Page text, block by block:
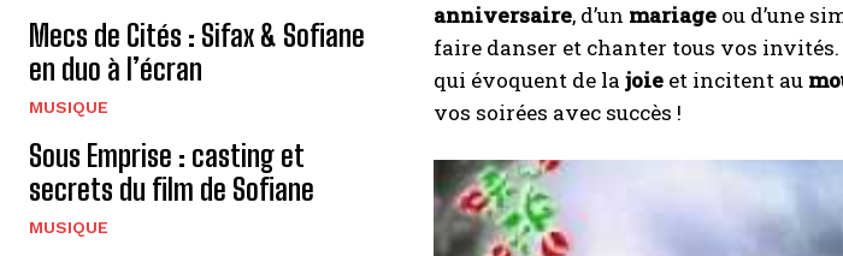
Mecs de Cités : Sifax & Sofiane
en duo à l’écran
MUSIQUE
Sous Emprise : casting et
secrets du film de Sofiane
MUSIQUE
anniversaire, d’un mariage ou d’une
faire danser et chanter tous vos
qui évoquent de la joie et incitent au
vos soirées avec succès !